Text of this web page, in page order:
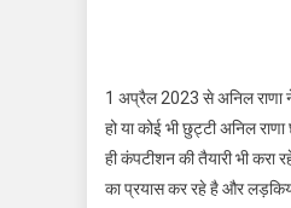
1 अप्रैल 2023 से अनिल राणा ने
हो या कोई भी छुट्टी अनिल
ही कंपटीशन की तैयारी भी
का प्रयास कर रहे है और